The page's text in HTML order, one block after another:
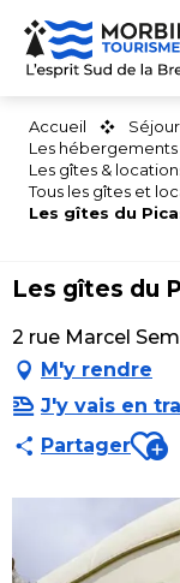
Aller
contenu
Accueil
Les
Les gîtes &
Tous les gîtes et
Les gîtes du
Les gîtes du
2 rue Marcel
M'y rendre
J'y vais en
Partager